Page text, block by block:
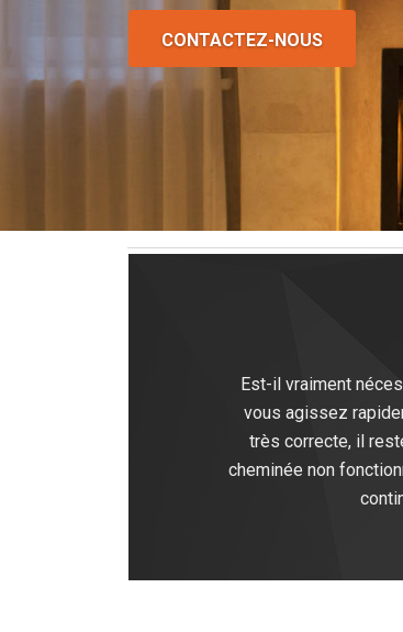
CONTACTEZ-NOUS
Est-il vraiment
vous agissez
très correcte, il
cheminée non